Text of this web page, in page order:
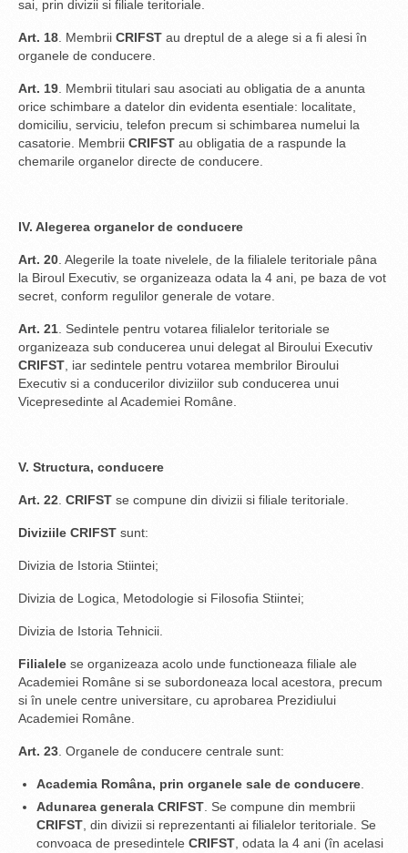
sai, prin divizii si filiale teritoriale.
Art. 18 . Membrii CRIFST au dreptul de a alege si a fi alesi în
organele de conducere.
Art. 19 . Membrii titulari sau asociati au obligatia de a anunta
orice schimbare a datelor din evidenta esentiale: localitate,
domiciliu, serviciu, telefon precum si schimbarea numelui la
casatorie. Membrii CRIFST au obligatia de a raspunde la
chemarile organelor directe de conducere.
IV. Alegerea organelor de conducere
Art. 20 . Alegerile la toate nivelele, de la filialele teritoriale pâna
la Biroul Executiv, se organizeaza odata la 4 ani, pe baza de vot
secret, conform regulilor generale de votare.
Art. 21 . Sedintele pentru votarea filialelor teritoriale se
organizeaza sub conducerea unui delegat al Biroului Executiv
CRIFST , iar sedintele pentru votarea membrilor Biroului
Executiv si a conducerilor diviziilor sub conducerea unui
Vicepresedinte al Academiei Române.
V. Structura, conducere
Art. 22 CRIFST se compune din divizii si filiale teritoriale.
Diviziile CRIFST sunt:
Divizia de Istoria Stiintei;
Divizia de Logica, Metodologie si Filosofia Stiintei;
Divizia de Istoria Tehnicii.
Filialele se organizeaza acolo unde functioneaza filiale ale
Academiei Române si se subordoneaza local acestora, precum
si în unele centre universitare, cu aprobarea Prezidiului
Academiei Române.
Art. 23 . Organele de conducere centrale sunt:
Academia Româna, prin organele sale de conducere
Adunarea generala CRIFST . Se compune din membrii
CRIFST , din divizii si reprezentanti ai filialelor teritoriale. Se
convoaca de presedintele CRIFST , odata la 4 ani (în acelasi